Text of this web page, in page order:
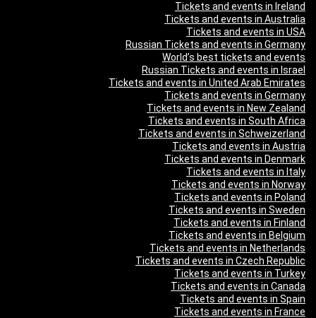
Tickets and events in Ireland
Tickets and events in Australia
Tickets and events in USA
Russian Tickets and events in Germany
World’s best tickets and events
Russian Tickets and events in Israel
Tickets and events in United Arab Emirates
Tickets and events in Germany
Tickets and events in New Zealand
Tickets and events in South Africa
Tickets and events in Schweizerland
Tickets and events in Austria
Tickets and events in Denmark
Tickets and events in Italy
Tickets and events in Norway
Tickets and events in Poland
Tickets and events in Sweden
Tickets and events in Finland
Tickets and events in Belgium
Tickets and events in Netherlands
Tickets and events in Czech Republic
Tickets and events in Turkey
Tickets and events in Canada
Tickets and events in Spain
Tickets and events in France